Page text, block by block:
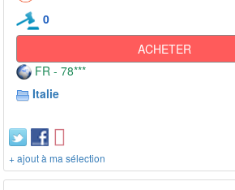
0
ACHETER
FR - 78***
Italie
+ ajout à ma sélection